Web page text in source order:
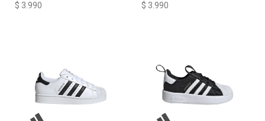
$ 3.990 $ 3.990